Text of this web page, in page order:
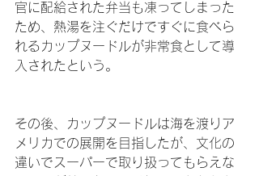
官に配給された弁当も凍ってしまった
ため、熱湯を注ぐだけですぐに食べら
れるカップヌードルが非常食として導
入されたという。
その後、カップヌードルは海を渡りア
メリカでの展開を目指したが、文化の
違いでスーパーで取り扱ってもらえな